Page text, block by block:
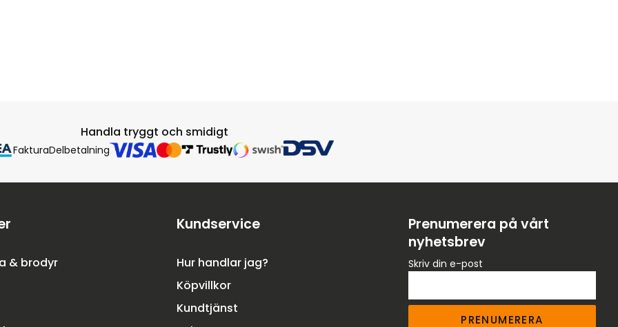
Handla tryggt och smidigt
FakturaDelbetalning
Prenumerera på vårt
nyhetsbrev
Skriv din e-post
PRENUMERERA
& brodyr
Kundservice
Hur handlar jag?
Köpvillkor
Kundtjänst